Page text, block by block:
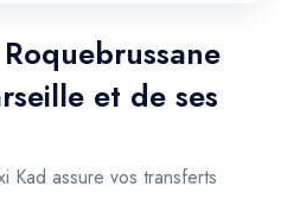
et de ses
Kad assure vos transferts